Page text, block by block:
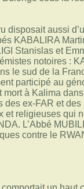
disposait aussi
KABALIRA
Stanislas et
notoires :
le sud de la
participé au
mort à Kalima
des ex-FAR et
et religieuses qui
L’Abbé
contre le